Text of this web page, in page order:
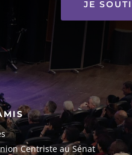
JE
Centriste au Sénat